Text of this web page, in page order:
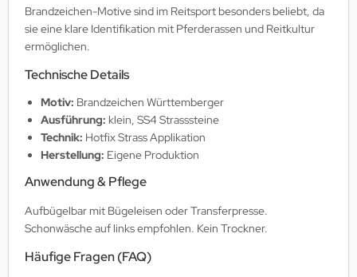
Brandzeichen-Motive sind im Reitsport besonders beliebt, da
sie eine klare Identifikation mit Pferderassen und Reitkultur
ermöglichen.
Technische Details
Motiv: Brandzeichen Württemberger
Ausführung: klein, SS4 Strasssteine
Technik: Hotfix Strass Applikation
Herstellung: Eigene Produktion
Anwendung & Pflege
Aufbügelbar mit Bügeleisen oder Transferpresse.
Schonwäsche auf links empfohlen. Kein Trockner.
Häufige Fragen (FAQ)